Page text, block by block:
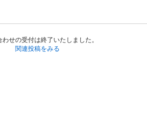
わせの受付は終了いたしました。
関連投稿をみる